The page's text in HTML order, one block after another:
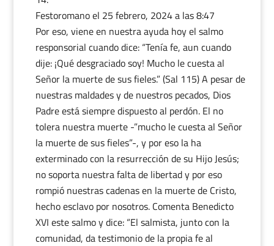
Festoromanoel 25 febrero, 2024 a las 8:47
Por eso, viene en nuestra ayuda hoy el salmo
responsorial cuando dice: “Tenía fe, aun cuando
dije: ¡Qué desgraciado soy! Mucho le cuesta al
Señor la muerte de sus fieles.” (Sal 115) A pesar de
nuestras maldades y de nuestros pecados, Dios
Padre está siempre dispuesto al perdón. El no
tolera nuestra muerte -”mucho le cuesta al Señor
la muerte de sus fieles”-, y por eso la ha
exterminado con la resurrección de su Hijo Jesús;
no soporta nuestra falta de libertad y por eso
rompió nuestras cadenas en la muerte de Cristo,
hecho esclavo por nosotros. Comenta Benedicto
XVI este salmo y dice: “El salmista, junto con la
comunidad, da testimonio de la propia fe al